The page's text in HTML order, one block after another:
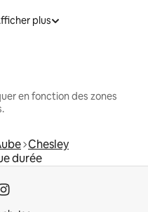
plus
en fonction des zones
Chesley
durée